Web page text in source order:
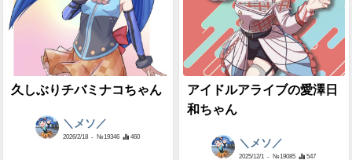
久しぶりチバミナコちゃん
＼メソ／
2026/2/18 - №19346 460
アイドルアライブの愛澤日
和ちゃん
＼メソ／
2025/12/1 - №19085 547